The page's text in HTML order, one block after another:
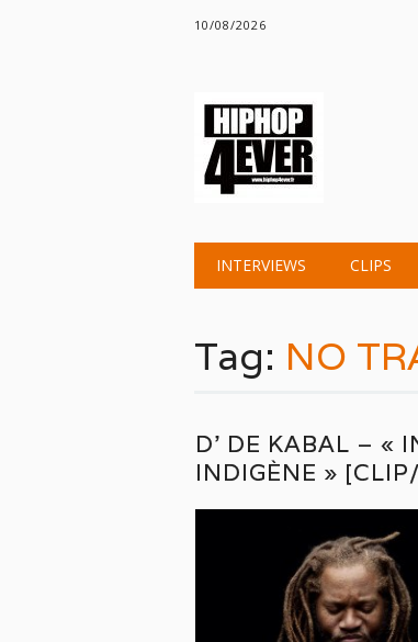
10/08/2026
Main menu
INTERVIEWS CLIPS
Tag: NO
D’ DE KABAL – «
INDIGÈNE »